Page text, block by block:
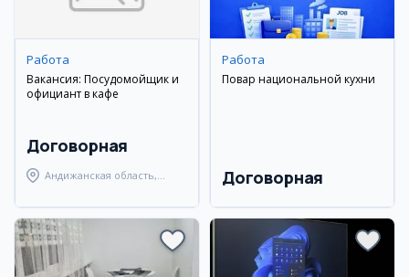
Работа
Вакансия: Посудомойщик и
официант в кафе
Договорная
Андижанская область,
Работа
Повар национальной кухни
Договорная